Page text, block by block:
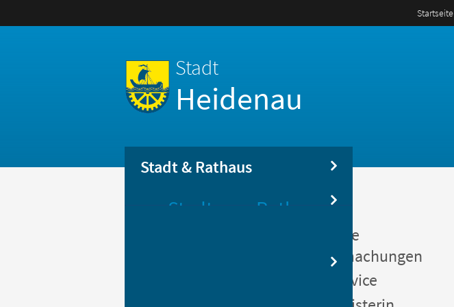
Startseite
Stadt
Heidenau
Stadt & Rathaus
Stadt Rathaus
Öffentliche
Bekanntmachungen
Bürgerservice